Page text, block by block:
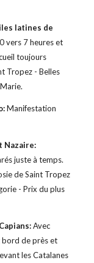
latines de
vers 7 heures et
toujours
Tropez - Belles
Manifestation
juste à temps.
de Saint Tropez
- Prix du plus
Avec
bord de près et
les Catalanes